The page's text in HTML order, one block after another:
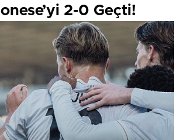
2-0 Geçti!